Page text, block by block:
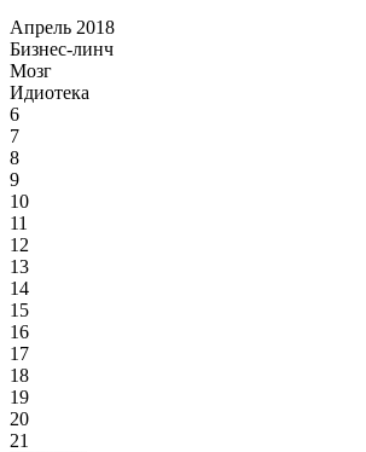
Апрель 2018
Бизнес-линч
Мозг
Идиотека
6
7
8
9
10
11
12
13
14
15
16
17
18
19
20
21